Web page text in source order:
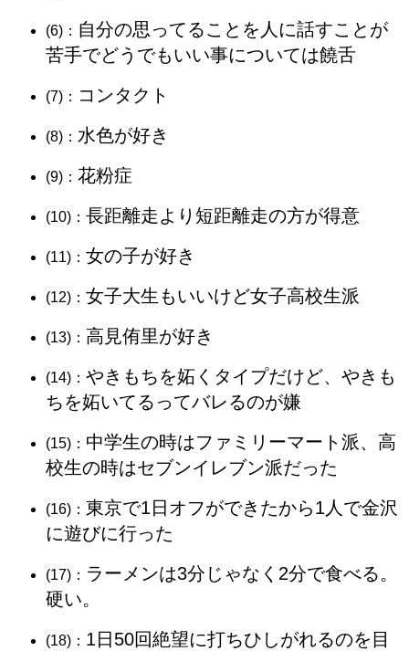
(6)： 自分の思ってることを人に話すことが
苦手でどうでもいい事については饒舌
(7)： コンタクト
(8)： 水色が好き
(9)： 花粉症
(10)： 長距離走より短距離走の方が得意
(11)： 女の子が好き
(12)： 女子大生もいいけど女子高校生派
(13)： 高見侑里が好き
(14)： やきもちを妬くタイプだけど、やきも
ちを妬いてるってバレるのが嫌
(15)： 中学生の時はファミリーマート派、高
校生の時はセブンイレブン派だった
(16)： 東京で1日オフができたから1人で金沢
に遊びに行った
(17)： ラーメンは3分じゃなく2分で食べる。
硬い。
(18)： 1日50回絶望に打ちひしがれるのを目